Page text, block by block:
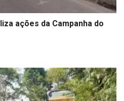
ações da Campanha do